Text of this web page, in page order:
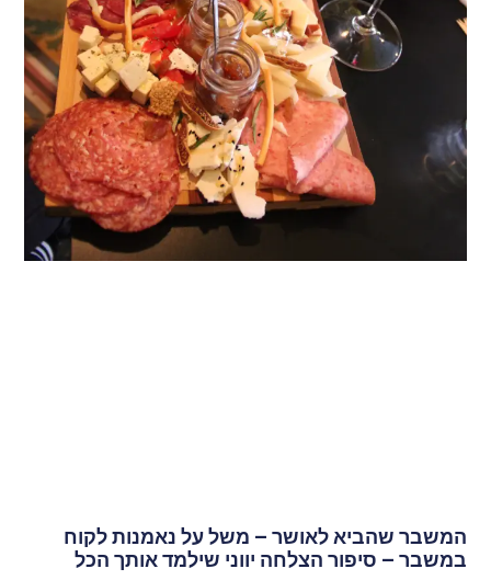
המשבר שהביא לאושר – משל על נאמנות לקוח
במשבר – סיפור הצלחה יווני שילמד אותך הכל